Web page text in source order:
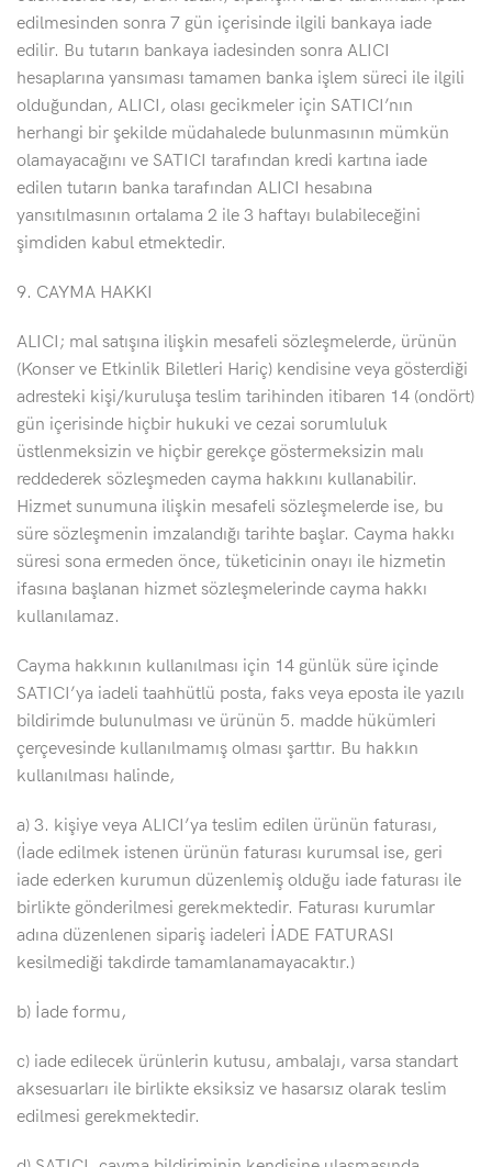
edilmesinden sonra 7 gün içerisinde ilgili bankaya iade
edilir. Bu tutarın bankaya iadesinden sonra ALICI
hesaplarına yansıması tamamen banka işlem süreci ile ilgili
olduğundan, ALICI, olası gecikmeler için SATICI’nın
herhangi bir şekilde müdahalede bulunmasının mümkün
olamayacağını ve SATICI tarafından kredi kartına iade
edilen tutarın banka tarafından ALICI hesabına
yansıtılmasının ortalama 2 ile 3 haftayı bulabileceğini
şimdiden kabul etmektedir.
9. CAYMA HAKKI
ALICI; mal satışına ilişkin mesafeli sözleşmelerde, ürünün
(Konser ve Etkinlik Biletleri Hariç) kendisine veya gösterdiği
adresteki kişi/kuruluşa teslim tarihinden itibaren 14 (ondört)
gün içerisinde hiçbir hukuki ve cezai sorumluluk
üstlenmeksizin ve hiçbir gerekçe göstermeksizin malı
reddederek sözleşmeden cayma hakkını kullanabilir.
Hizmet sunumuna ilişkin mesafeli sözleşmelerde ise, bu
süre sözleşmenin imzalandığı tarihte başlar. Cayma hakkı
süresi sona ermeden önce, tüketicinin onayı ile hizmetin
ifasına başlanan hizmet sözleşmelerinde cayma hakkı
kullanılamaz.
Cayma hakkının kullanılması için 14 günlük süre içinde
SATICI’ya iadeli taahhütlü posta, faks veya eposta ile yazılı
bildirimde bulunulması ve ürünün 5. madde hükümleri
çerçevesinde kullanılmamış olması şarttır. Bu hakkın
kullanılması halinde,
a) 3. kişiye veya ALICI’ya teslim edilen ürünün faturası,
(İade edilmek istenen ürünün faturası kurumsal ise, geri
iade ederken kurumun düzenlemiş olduğu iade faturası ile
birlikte gönderilmesi gerekmektedir. Faturası kurumlar
adına düzenlenen sipariş iadeleri İADE FATURASI
kesilmediği takdirde tamamlanamayacaktır.)
b) İade formu,
c) iade edilecek ürünlerin kutusu, ambalajı, varsa standart
aksesuarları ile birlikte eksiksiz ve hasarsız olarak teslim
edilmesi gerekmektedir.